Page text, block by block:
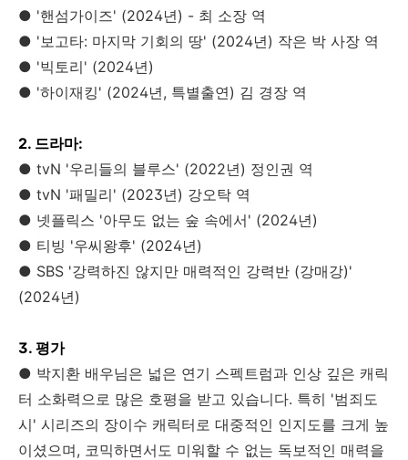
● '핸섬가이즈' (2024년) - 최 소장 역
● '보고타: 마지막 기회의 땅' (2024년) 작은 박 사장 역
● '빅토리' (2024년)
● '하이재킹' (2024년, 특별출연) 김 경장 역
2. 드라마:
● tvN '우리들의 블루스' (2022년) 정인권 역
● tvN '패밀리' (2023년) 강오탁 역
● 넷플릭스 '아무도 없는 숲 속에서' (2024년)
● 티빙 '우씨왕후' (2024년)
● SBS '강력하진 않지만 매력적인 강력반 (강매강)'
(2024년)
3. 평가
● 박지환 배우님은 넓은 연기 스펙트럼과 인상 깊은 캐릭
터 소화력으로 많은 호평을 받고 있습니다. 특히 '범죄도
시' 시리즈의 장이수 캐릭터로 대중적인 인지도를 크게 높
이셨으며, 코믹하면서도 미워할 수 없는 독보적인 매력을